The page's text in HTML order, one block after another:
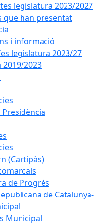
legislatura 2023/2027
que han presentat
i informació
legislatura 2023/27
2019/2023
(Cartipàs)
de Progrés
de Catalunya-
Municipal